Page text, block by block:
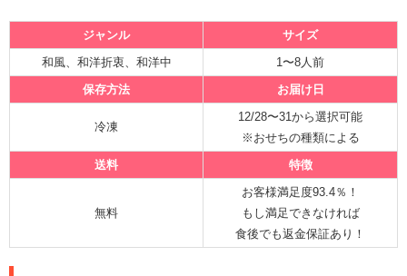
ジャンル
サイズ
和風、和洋折衷、和洋中
1〜8人前
保存方法
お届け日
冷凍
12/28〜31から選択可能
※おせちの種類による
送料
特徴
無料
お客様満足度93.4％！
もし満足できなければ
食後でも返金保証あり！